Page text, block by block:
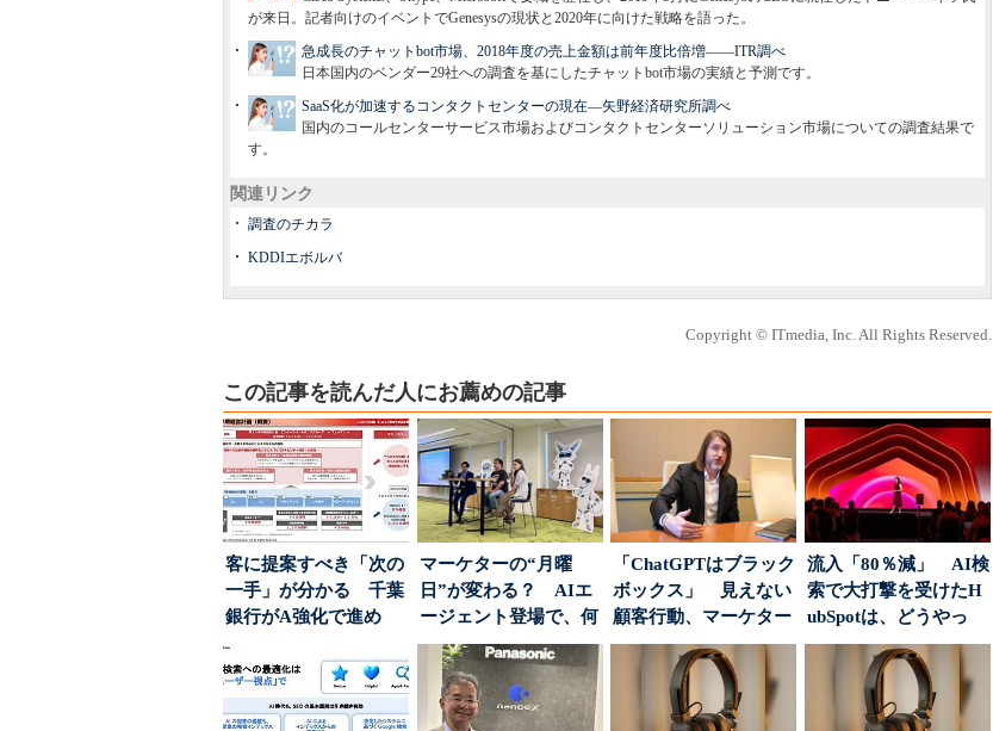
が来日。記者向けのイベントでGenesysの現状と2020年に向けた戦略を語った。
急成長のチャットbot市場、2018年度の売上金額は前年度比倍増――ITR調べ
日本国内のベンダー29社への調査を基にしたチャットbot市場の実績と予測です。
SaaS化が加速するコンタクトセンターの現在―矢野経済研究所調べ
国内のコールセンターサービス市場およびコンタクトセンターソリューション市場についての調査結果で
す。
関連リンク
調査のチカラ
KDDIエボルバ
Copyright © ITmedia, Inc. All Rights Reserved.
この記事を読んだ人にお薦めの記事
客に提案すべき「次の
一手」が分かる 千葉
銀行がA強化で進め
る“One to On...
マーケターの“月曜
日”が変わる？ AIエ
ージェント登場で、何
が起きるか
「ChatGPTはブラック
ボックス」 見えない
顧客行動、マーケター
に残された打ち...
流入「80％減」 AI検
索で大打撃を受けたH
ubSpotは、どうやっ
て“未来の顧...